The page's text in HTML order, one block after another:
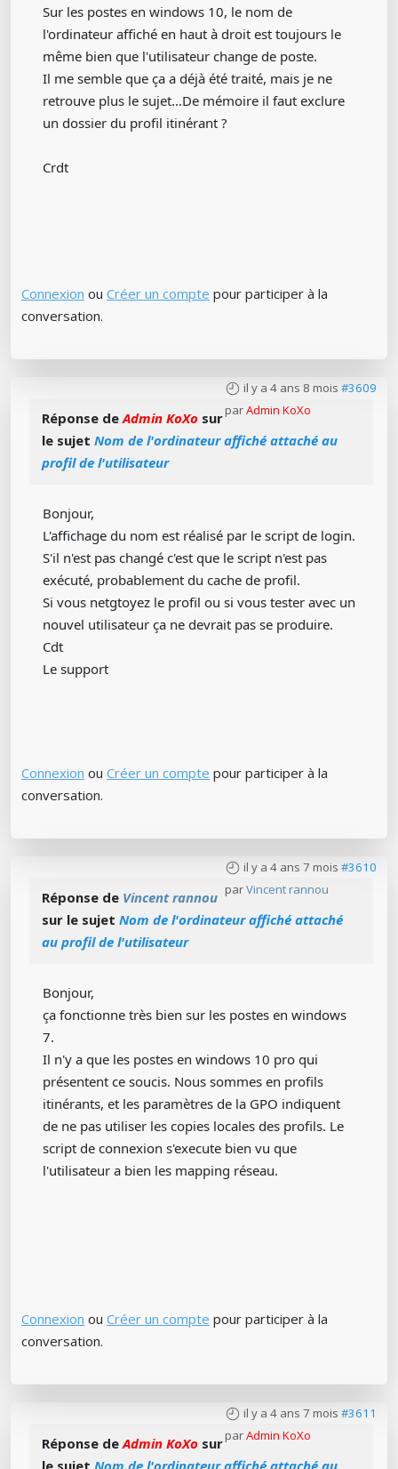
Sur les postes en windows 10, le nom de
l'ordinateur affiché en haut à droit est toujours le
même bien que l'utilisateur change de poste.
Il me semble que ça a déjà été traité, mais je ne
retrouve plus le sujet...De mémoire il faut exclure
un dossier du profil itinérant ?
Crdt
Connexion ou Créer un compte pour participer à la
conversation.
il y a 4 ans 8 mois #3609
parAdmin KoXo
Réponse deAdmin KoXo sur
le sujet Nom de l'ordinateur affiché attaché au
profil de l'utilisateur
Bonjour,
L'affichage du nom est réalisé par le script de login.
S'il n'est pas changé c'est que le script n'est pas
exécuté, probablement du cache de profil.
Si vous netgtoyez le profil ou si vous tester avec un
nouvel utilisateur ça ne devrait pas se produire.
Cdt
Le support
Connexion ou Créer un compte pour participer à la
conversation.
il y a 4 ans 7 mois #3610
parVincent rannou
Réponse de Vincent rannou
sur le sujet Nom de l'ordinateur affiché attaché
au profil de l'utilisateur
Bonjour,
ça fonctionne très bien sur les postes en windows
7.
Il n'y a que les postes en windows 10 pro qui
présentent ce soucis. Nous sommes en profils
itinérants, et les paramètres de la GPO indiquent
de ne pas utiliser les copies locales des profils. Le
script de connexion s'execute bien vu que
l'utilisateur a bien les mapping réseau.
Connexion ou Créer un compte pour participer à la
conversation.
il y a 4 ans 7 mois #3611
parAdmin KoXo
Réponse deAdmin KoXo sur
le sujet Nom de l'ordinateur affiché attaché au